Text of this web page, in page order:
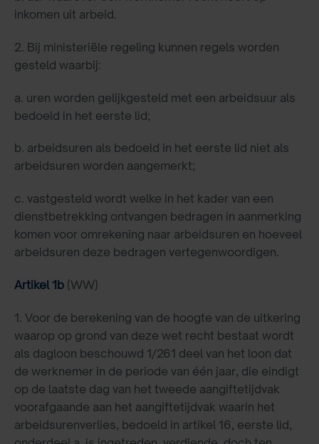
inkomen uit arbeid.
2. Bij ministeriële regeling kunnen regels worden
gesteld waarbij:
a. uren worden gelijkgesteld met een arbeidsuur als
bedoeld in het eerste lid;
b. arbeidsuren als bedoeld in het eerste lid niet als
arbeidsuren worden aangemerkt;
c. vastgesteld wordt welke in het kader van een
dienstbetrekking ontvangen bedragen in aanmerking
komen voor omrekening naar arbeidsuren en hoeveel
arbeidsuren deze bedragen vertegenwoordigen.
Artikel 1b (WW)
1. Voor de berekening van de hoogte van de uitkering
waarop op grond van deze wet recht bestaat wordt
als dagloon beschouwd 1/261 deel van het loon dat
de werknemer in de periode van één jaar, die eindigt
op de laatste dag van het tweede aangiftetijdvak
voorafgaande aan het aangiftetijdvak waarin het
arbeidsurenverlies, bedoeld in artikel 16, eerste lid,